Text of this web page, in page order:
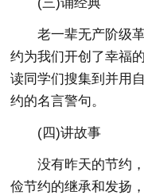
老一辈无产阶级
约为我们开创了幸福
读同学们搜集到并用
约的名言警句。
(四)讲故事
没有昨天的节约
俭节约的继承和发扬